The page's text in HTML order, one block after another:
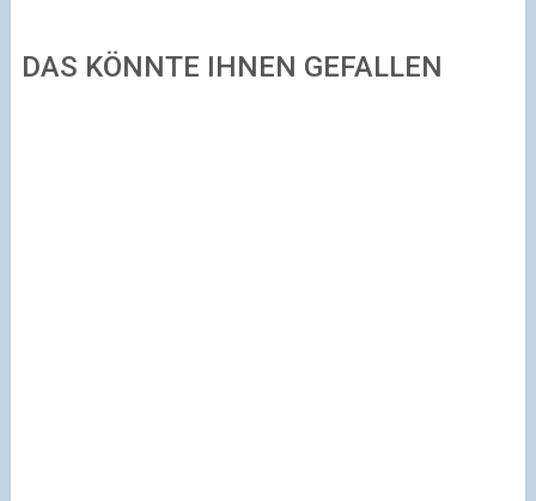
DAS KÖNNTE IHNEN GEFALLEN